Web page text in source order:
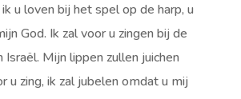
u loven bij het spel op de harp, u
God. Ik zal voor u zingen bij de
Israël. Mijn lippen zullen juichen
u zing, ik zal jubelen omdat u mij